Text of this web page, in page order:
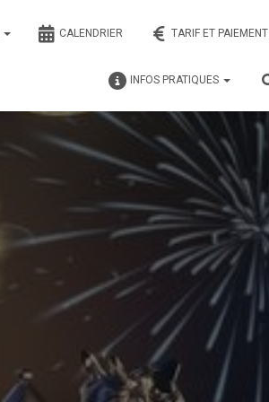
CALENDRIER TARIF ET PAIEMENT
INFOS PRATIQUES